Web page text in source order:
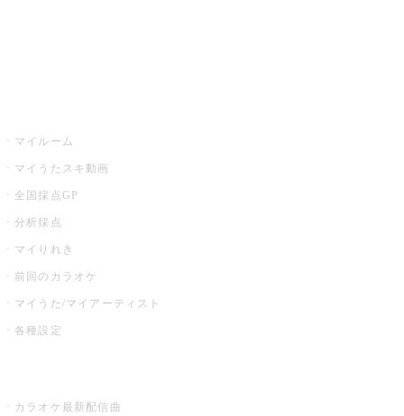
マイルーム
マイうたスキ動画
全国採点GP
分析採点
マイりれき
前回のカラオケ
マイうた/マイアーティスト
各種設定
カラオケ最新配信曲